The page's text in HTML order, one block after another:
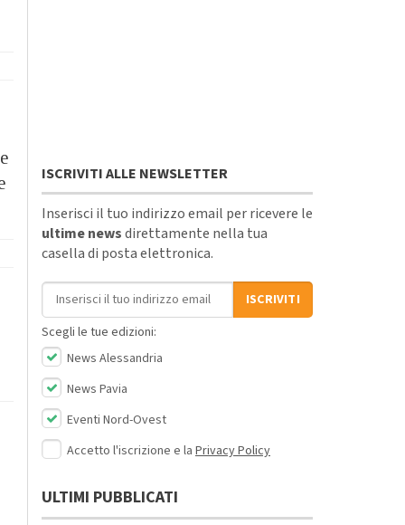
ISCRIVITI ALLE NEWSLETTER
Inserisci il tuo indirizzo email per ricevere le
ultime newsdirettamente nella tua
casella di posta elettronica.
Indirizzo email
ISCRIVITI
Scegli le tue edizioni:
News Alessandria
News Pavia
Eventi Nord-Ovest
Accetto l'iscrizione e la Privacy Policy
ULTIMI PUBBLICATI